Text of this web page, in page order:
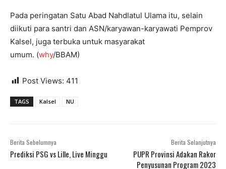
Pada peringatan Satu Abad Nahdlatul Ulama itu, selain
diikuti para santri dan ASN/karyawan-karyawati Pemprov
Kalsel, juga terbuka untuk masyarakat
umum. (why/BBAM)
Post Views: 411
TAGS Kalsel NU
Berita Sebelumnya
Prediksi PSG vs Lille, Live Minggu
Berita Selanjutnya
PUPR Provinsi Adakan Rakor
Penyusunan Program 2023